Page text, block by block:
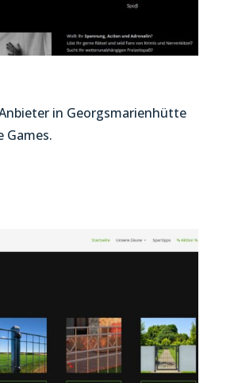
in Georgsmarienhütte
Games.